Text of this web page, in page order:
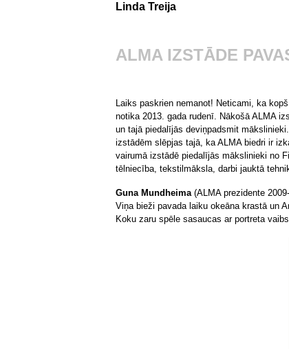
Linda Treija
ALMA IZSTĀDE
Laiks paskrien nemanot! Neticami, ka
notika 2013. gada rudenī. Nākošā ALMA
un tajā piedalījās deviņpadsmit
izstādēm slēpjas tajā, ka ALMA biedri ir
vairumā izstādē piedalījās mākslinieki no
tēlniecība, tekstilmāksla, darbi jauktā
Guna Mundheima(ALMA prezidente
Viņa bieži pavada laiku okeāna krastā un
Koku zaru spēle sasaucas ar portreta